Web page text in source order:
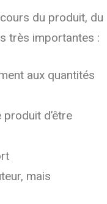
du produit, du
très importantes :
aux quantités
d’être
mais